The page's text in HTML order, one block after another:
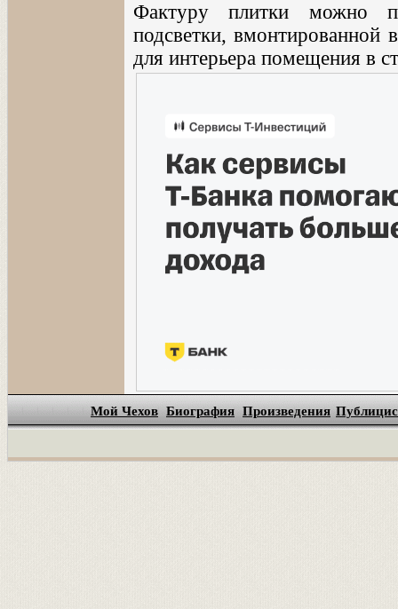
Фактуру плитки можно
подсветки, вмонтированной
для интерьера помещения в
Мой Чехов Биография Произведения